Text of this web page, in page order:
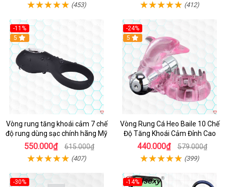
(453) (412)
-11%
5
Vòng rung tăng khoái cảm 7 chế
độ rung dùng sạc chính hãng Mỹ
550.000₫ 615.000₫
(407)
-24%
5
Vòng Rung Cá Heo Baile 10 Chế
Độ Tăng Khoái Cảm Đỉnh Cao
440.000₫ 579.000₫
(399)
-30%
-14%